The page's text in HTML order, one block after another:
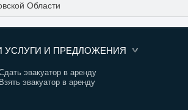
Области
УСЛУГИ И ПРЕДЛОЖЕНИЯ
эвакуатор в аренду
Взять эвакуатор в аренду